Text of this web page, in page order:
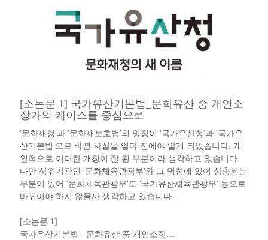
[소논문 1] 국가유산기본법_문화유산 중 개인소
장가의 케이스를 중심으로
'문화재청'과 '문화재보호법'의 명칭이 '국가유산청'과 '국가유
산기본법'으로 바뀐 사실을 얼마 전에야 알게 되었습니다. 개
인적으로 이러한 개칭이 잘 된 부분이라 생각하고 있습니다.
다만 상위기관인 '문화체육관광부'와 그 명칭에 있어 상충되는
부분이 있어 '문화체육관광부'도 '국가유산체육관광부' 등으로
바뀌어야 하지 않을까 생각하고 있습니다.
​[소논문 1]
​국가유산기본법 - 문화유산 중 개인소장…